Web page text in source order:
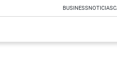
BUSINESSNOTICIAS